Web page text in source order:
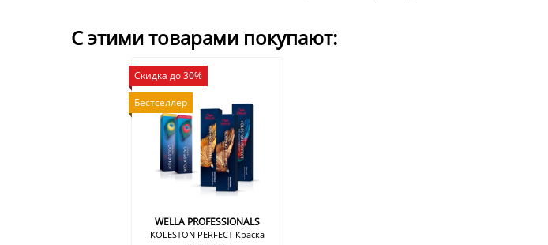
С этими товарами покупают:
Скидка до 30%
Бестселлер
WELLA PROFESSIONALS
KOLESTON PERFECT Краска